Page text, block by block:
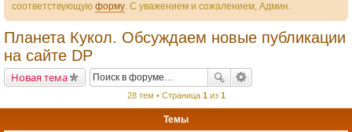
соответствующую форму. С уважением и сожалением, Админ.
Планета Кукол. Обсуждаем новые публикации
на сайте DP
Новая тема
28 тем • Страница 1 из 1
Темы